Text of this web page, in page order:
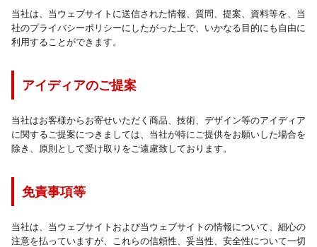
当社は、当ウェブサイトに送信された情報、質問、提案、資料等を、当
社のプライバシーポリシーにしたがった上で、いかなる目的にも自由に
利用することができます。
アイディアのご提案
当社はお客様からお寄せいただく商品、技術、デザイン等のアイディア
に関するご提案につきましては、当社が特にご提供をお願いした場合を
除き、原則として受け取りをご遠慮致しております。
免責事項等
当社は、当ウェブサイトおよび当ウェブサイトの情報について、細心の
注意を払っていますが、これらの信頼性、妥当性、安全性について一切